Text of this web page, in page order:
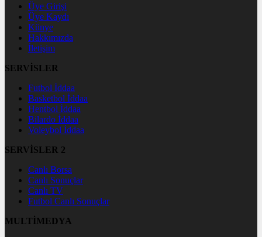
Üye Girişi
Üye Kaydı
Künye
Hakkımızda
İletişim
SERVİSLER
Futbol İddaa
Basketbol İddaa
Hentbol İddaa
Bilardo İddaa
Voleybol İddaa
SERVİSLER 2
Canlı Borsa
Canlı Sonuçlar
Canlı TV
Futbol Canlı Sonuçlar
MULTİMEDYA